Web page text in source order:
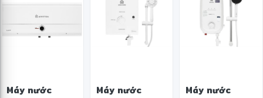
Máy nước
Máy nước
Máy nước